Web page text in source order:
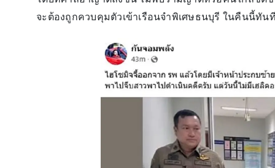
จะต้องถูกควบคุมตัวเข้าเรือนจำพิเศษธนบุรี ในคืนนี้ทัน